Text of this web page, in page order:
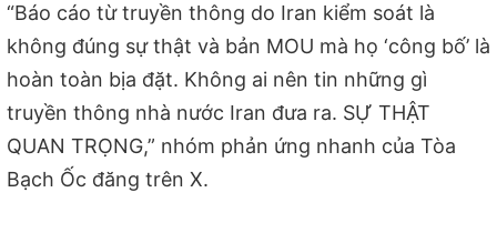
“Báo cáo từ truyền thông do Iran kiểm soát là
không đúng sự thật và bản MOU mà họ ‘công bố’ là
hoàn toàn bịa đặt. Không ai nên tin những gì
truyền thông nhà nước Iran đưa ra. SỰ THẬT
QUAN TRỌNG,” nhóm phản ứng nhanh của Tòa
Bạch Ốc đăng trên X.